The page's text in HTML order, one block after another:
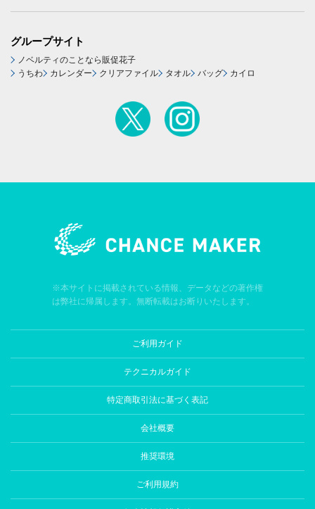
グループサイト
ノベルティのことなら販促花子
うちわ
カレンダー クリアファイル タオル バッグ カイロ
※本サイトに掲載されている情報、データなどの著作権
は弊社に帰属します。無断転載はお断りいたします。
ご利用ガイド
テクニカルガイド
特定商取引法に基づく表記
会社概要
推奨環境
ご利用規約